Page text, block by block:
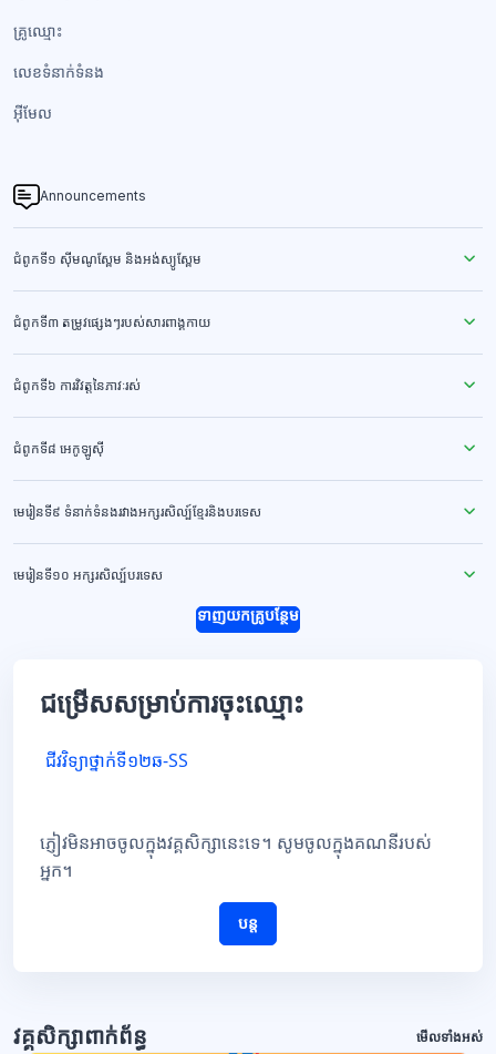
គ្រូឈ្មោះ
លេខទំនាក់ទំនង​
អ៊ីមែល
Announcements
ជំពូកទី១ ស៊ីមណូស្ពែម និងអង់ស្យូស្ពែម
ជំពូកទី៣ តម្រូវផ្សេងៗរបស់សារពាង្គកាយ
ជំពូកទី៦ ការវិវត្តនៃភាវៈរស់
ជំពូកទី៨ អេកូឡូស៊ី
មេរៀនទី៩ ទំនាក់ទំនងរវាងអក្សរសិល្ប៍ខ្មែរនិងបរទេស
មេរៀនទី១០ អក្សរសិល្ប៍បរទេស
ទាញយកគ្រូបន្ថែម
ជម្រើសសម្រាប់ការចុះឈ្មោះ
ជីវវិទ្យាថ្នាក់ទី១២ឆ-SS
ភ្ញៀវមិនអាចចូលក្នុងវគ្គសិក្សានេះទេ។ សូមចូលក្នុងគណនីរបស់
អ្នក។
បន្ត
វគ្គសិក្សាពាក់ព័ន្ធ មើលទាំងអស់